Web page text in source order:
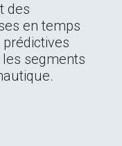
des
en temps
segments